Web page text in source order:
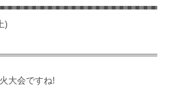
)
大会ですね!